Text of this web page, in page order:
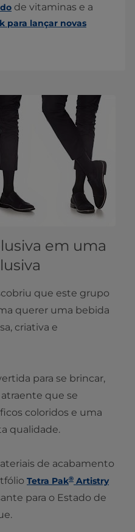
de vitaminas e a
para lançar novas
em uma
que este grupo
querer uma bebida
criativa e
para se brincar,
que se
coloridos e uma
qualidade.
de acabamento
Tetra Pak® Artistry
para o Estado de